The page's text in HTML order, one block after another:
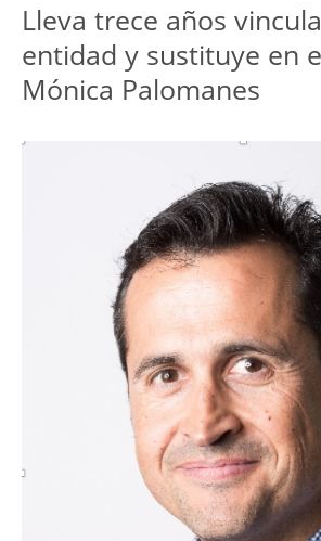
Lleva trece años
entidad y sustituye en
Mónica Palomanes